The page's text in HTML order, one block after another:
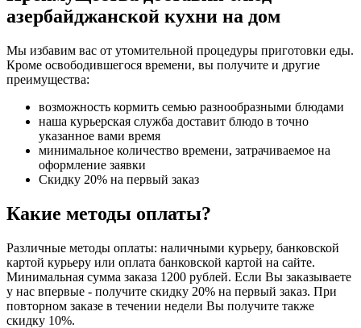
азербайджанской кухни на дом
Мы избавим вас от утомительной процедуры приготовки еды.
Кроме освободившегося времени, вы получите и другие
преимущества:
возможность кормить семью разнообразными блюдами
наша курьерская служба доставит блюдо в точно
указанное вами время
минимальное количество времени, затрачиваемое на
оформление заявки
Скидку 20% на первый заказ
Какие методы оплаты?
Различные методы оплаты: наличными курьеру, банковской
картой курьеру или оплата банковской картой на сайте.
Минимальная сумма заказа 1200 рублей. Если Вы заказываете
у нас впервые - получите скидку 20% на первый заказ. При
повторном заказе в течении недели Вы получите также
скидку 10%.